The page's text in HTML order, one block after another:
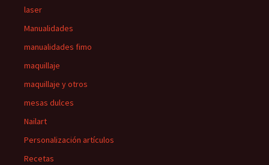
laser
Manualidades
manualidades fimo
maquillaje
maquillaje y otros
mesas dulces
Nailart
Personalización artículos
Recetas